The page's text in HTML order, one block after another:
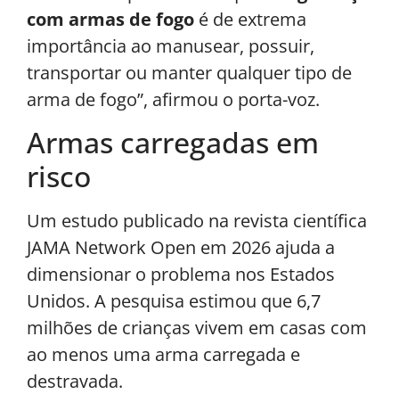
com armas de fogo é de extrema
importância ao manusear, possuir,
transportar ou manter qualquer tipo de
arma de fogo”, afirmou o porta-voz.
Armas carregadas em
risco
Um estudo publicado na revista científica
JAMA Network Open em 2026 ajuda a
dimensionar o problema nos Estados
Unidos. A pesquisa estimou que 6,7
milhões de crianças vivem em casas com
ao menos uma arma carregada e
destravada.